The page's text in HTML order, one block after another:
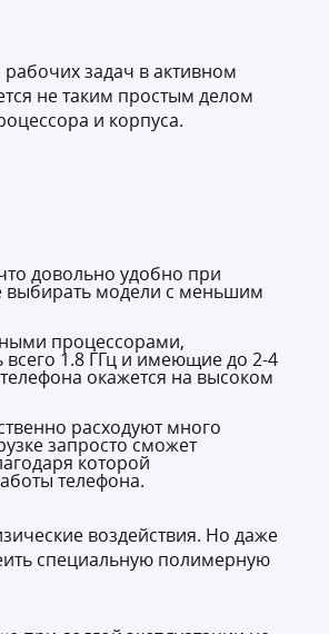
задач в активном
не таким простым делом
и корпуса.
довольно удобно при
выбирать модели с меньшим
процессорами,
1.8 ГГц и имеющие до 2-4
окажется на высоком
расходуют много
запросто сможет
которой
телефона.
воздействия. Но даже
специальную полимерную